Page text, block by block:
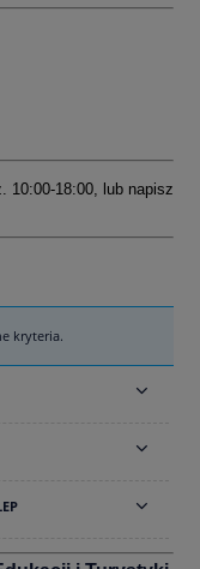
10:00-18:00, lub napisz
kryteria.